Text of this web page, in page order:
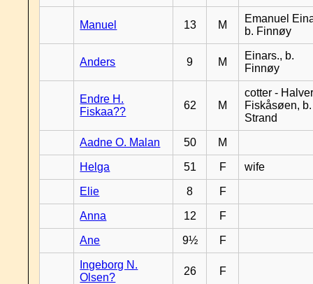
Manuel 13 M
Emanuel
b. Finnøy
Anders 9 M
Einars., b.
Finnøy
Endre H.
Fiskaa??
62 M
cotter -
Fiskåsøen, b.
Strand
Aadne O. Malan 50 M
Helga 51 F wife
Elie 8 F
Anna 12 F
Ane 9½ F
Ingeborg N.
Olsen?
26 F